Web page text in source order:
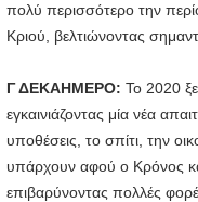
πολύ περισσότερο την
Κριού, βελτιώνοντας
Γ ΔΕΚΑΗΜΕΡΟ: Το 2020
εγκαινιάζοντας μία νέα
υποθέσεις, το σπίτι, την
υπάρχουν αφού ο Κρόνος
επιβαρύνοντας πολλές